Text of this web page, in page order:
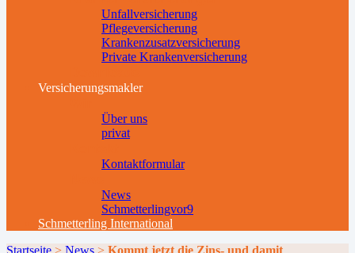
Unfallversicherung
Pflegeversicherung
Krankenzusatzversicherung
Private Krankenversicherung
Versicherungsmakler
Über uns
privat
Kontaktformular
News
Schmetterlingvor9
Schmetterling International
Startseite > News > Kommt jetzt die Zins- und damit